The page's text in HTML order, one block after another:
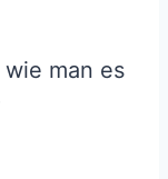
man es